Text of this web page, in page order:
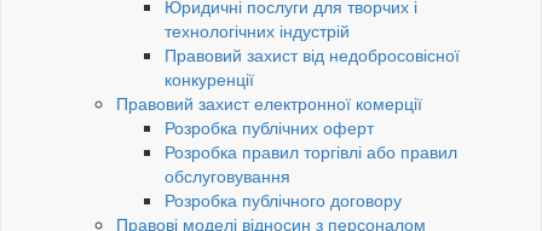
Юридичні послуги для творчих і
технологічних індустрій
Правовий захист від недобросовісної
конкуренції
Правовий захист електронної комерції
Розробка публічних оферт
Розробка правил торгівлі або правил
обслуговування
Розробка публічного договору
Правові моделі відносин з персоналом